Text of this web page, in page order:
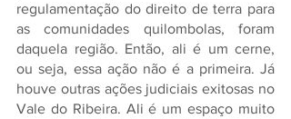
regulamentação do direito de terra para
as comunidades quilombolas, foram
daquela região. Então, ali é um cerne,
ou seja, essa ação não é a primeira. Já
houve outras ações judiciais exitosas no
Vale do Ribeira. Ali é um espaço muito